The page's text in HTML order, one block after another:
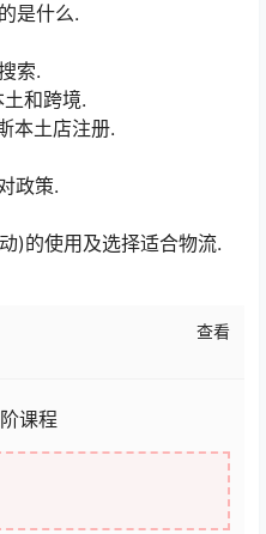
是什么.
索.
和跨境.
本土店注册.
政策.
)的使用及选择适合物流.
查看
课程